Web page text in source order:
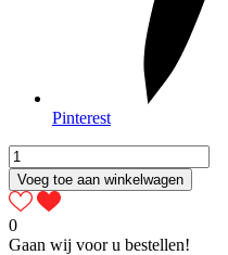
Pinterest
Voeg toe aan winkelwagen
0
Gaan wij voor u bestellen!